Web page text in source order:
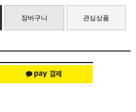
장바구니 관심상품